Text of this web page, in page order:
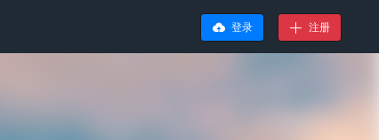
登录 注册